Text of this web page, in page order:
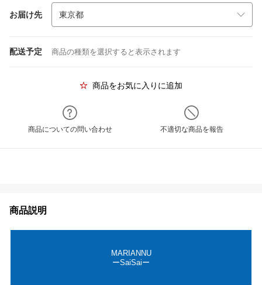
お届け先
配送予定 商品の種類を選択すると表示されます
商品をお気に入りに追加
商品についての問い合わせ 不適切な商品を報告
商品説明
MARIANNU
ーSaiSaiー